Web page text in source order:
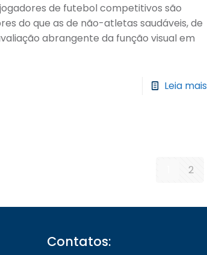
de futebol competitivos são
do que as de não-atletas saudáveis, de
abrangente da função visual em
Leia mais
2
Contatos: